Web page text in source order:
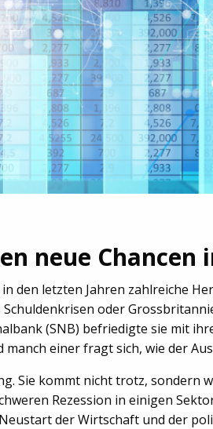
neue Chancen
den letzten Jahren zahlreiche
oder
(SNB) befriedigte sie mit
einer fragt sich, wie der
Sie kommt nicht trotz, sondern
Rezession in einigen
der Wirtschaft und der